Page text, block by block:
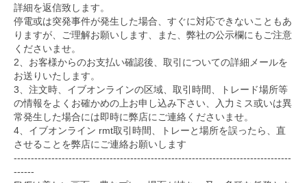
詳細を返信致します。
停電或は突発事件が発生した場合、すぐに対応できないこともあ
りますが、ご理解お願いします、また、弊社の公示欄にもご注意
くださいませ。
2、お客様からのお支払い確認後、取引についての詳細メールを
お送りいたします。
3、注文時、イブオンラインの区域、取引時間、トレード場所等
の情報をよくお確かめの上お申し込み下さい、入力ミス或いは異
常発生した場合には即時に弊店にご連絡くださいませ。
4、イブオンライン rmt取引時間、トレーと場所を誤ったら、直
させることを弊店にご連絡お願いします
---------------------------------------------------------------------------------
------